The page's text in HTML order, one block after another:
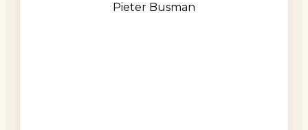
Pieter Busman